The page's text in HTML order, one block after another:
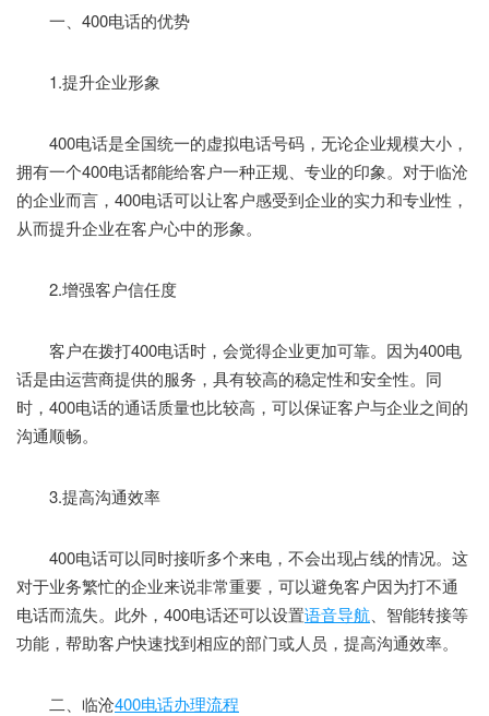
一、400电话的优势
1.提升企业形象
400电话是全国统一的虚拟电话号码，无论企业规模大小，
拥有一个400电话都能给客户一种正规、专业的印象。对于临沧
的企业而言，400电话可以让客户感受到企业的实力和专业性，
从而提升企业在客户心中的形象。
2.增强客户信任度
客户在拨打400电话时，会觉得企业更加可靠。因为400电
话是由运营商提供的服务，具有较高的稳定性和安全性。同
时，400电话的通话质量也比较高，可以保证客户与企业之间的
沟通顺畅。
3.提高沟通效率
400电话可以同时接听多个来电，不会出现占线的情况。这
对于业务繁忙的企业来说非常重要，可以避免客户因为打不通
电话而流失。此外，400电话还可以设置语音导航 、智能转接等
功能，帮助客户快速找到相应的部门或人员，提高沟通效率。
二、临沧400电话办理流程